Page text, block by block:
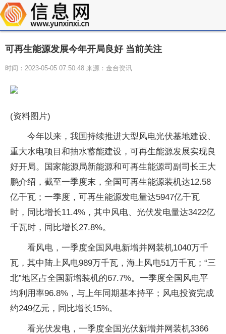
可再生能源发展今年开局良好 当前关注
时间：2023-05-05 07:50:48 来源：金台资讯
(资料图片)
今年以来，我国持续推进大型风电光伏基地建设、
重大水电项目和抽水蓄能建设，可再生能源发展实现良
好开局。国家能源局新能源和可再生能源司副司长王大
鹏介绍，截至一季度末，全国可再生能源装机达12.58
亿千瓦；一季度，可再生能源发电量达5947亿千瓦
时，同比增长11.4%，其中风电、光伏发电量达3422亿
千瓦时，同比增长27.8%。
看风电，一季度全国风电新增并网装机1040万千
瓦，其中陆上风电989万千瓦，海上风电51万千瓦；“三
北”地区占全国新增装机的67.7%。一季度全国风电平
均利用率96.8%，与上年同期基本持平；风电投资完成
约249亿元，同比增长15%。
看光伏发电，一季度全国光伏新增并网装机3366